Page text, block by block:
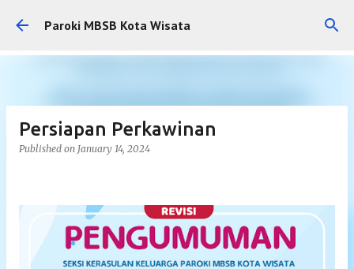
Skip to main content
Paroki MBSB Kota Wisata
Persiapan Perkawinan
Published on January 14, 2024